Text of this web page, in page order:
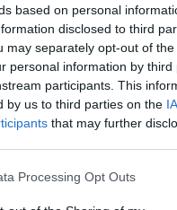
based on personal
disclosed to third
may separately opt-out of
personal information by third
participants. This
by us to third parties on the
that may further
Processing Opt Outs
detalių
Vokietijoje:
Leipcigo oro uoste
sprogstamuoju
policijos ataskaita,